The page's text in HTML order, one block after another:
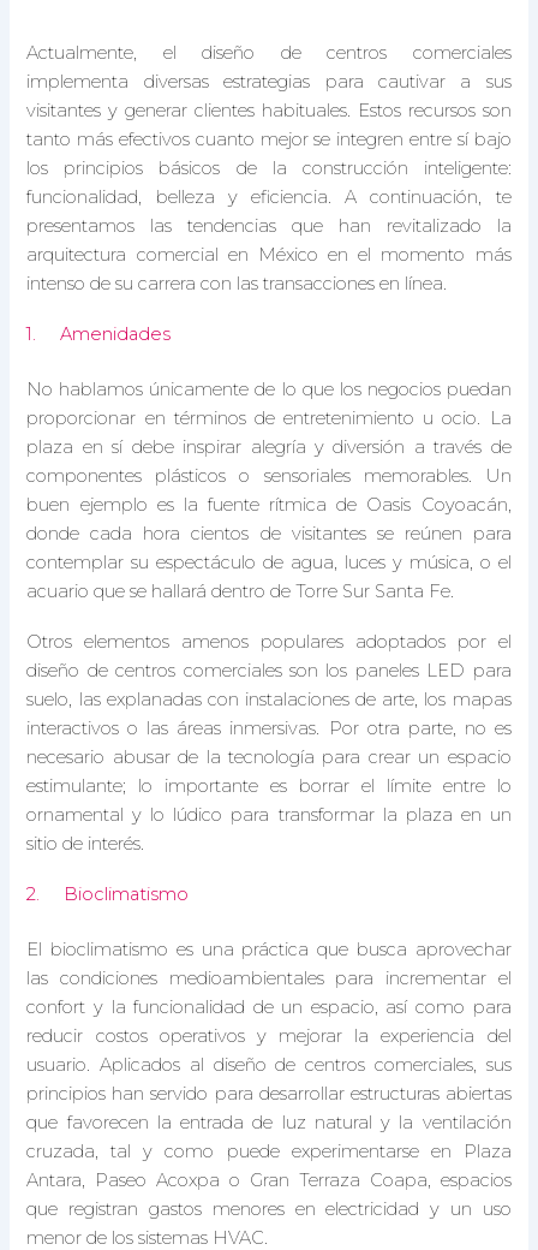
Actualmente, el diseño de centros comerciales
implementa diversas estrategias para cautivar a sus
visitantes y generar clientes habituales. Estos recursos son
tanto más efectivos cuanto mejor se integren entre sí bajo
los principios básicos de la construcción inteligente:
funcionalidad, belleza y eficiencia. A continuación, te
presentamos las tendencias que han revitalizado la
arquitectura comercial en México en el momento más
intenso de su carrera con las transacciones en línea.
1. Amenidades
No hablamos únicamente de lo que los negocios puedan
proporcionar en términos de entretenimiento u ocio. La
plaza en sí debe inspirar alegría y diversión a través de
componentes plásticos o sensoriales memorables. Un
buen ejemplo es la fuente rítmica de Oasis Coyoacán,
donde cada hora cientos de visitantes se reúnen para
contemplar su espectáculo de agua, luces y música, o el
acuario que se hallará dentro de Torre Sur Santa Fe.
Otros elementos amenos populares adoptados por el
diseño de centros comerciales son los paneles LED para
suelo, las explanadas con instalaciones de arte, los mapas
interactivos o las áreas inmersivas. Por otra parte, no es
necesario abusar de la tecnología para crear un espacio
estimulante; lo importante es borrar el límite entre lo
ornamental y lo lúdico para transformar la plaza en un
sitio de interés.
2. Bioclimatismo
El bioclimatismo es una práctica que busca aprovechar
las condiciones medioambientales para incrementar el
confort y la funcionalidad de un espacio, así como para
reducir costos operativos y mejorar la experiencia del
usuario. Aplicados al diseño de centros comerciales, sus
principios han servido para desarrollar estructuras abiertas
que favorecen la entrada de luz natural y la ventilación
cruzada, tal y como puede experimentarse en Plaza
Antara, Paseo Acoxpa o Gran Terraza Coapa, espacios
que registran gastos menores en electricidad y un uso
menor de los sistemas HVAC.